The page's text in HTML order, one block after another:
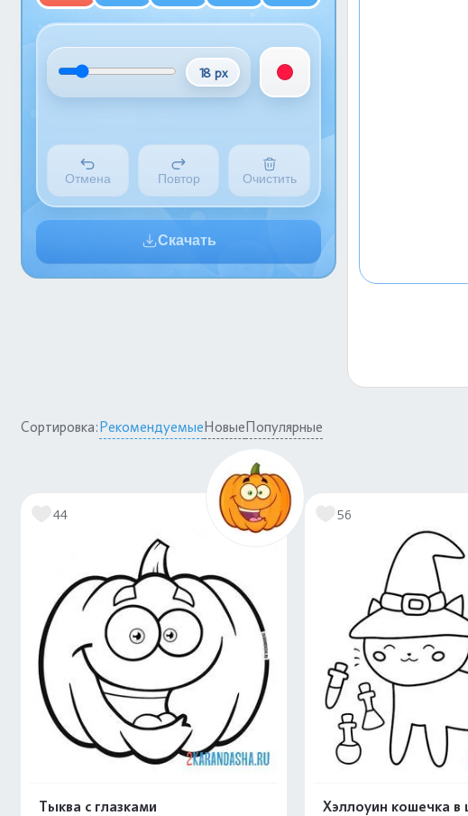
18 px
Отмена Повтор Очистить
Скачать
Сортировка:РекомендуемыеНовыеПопулярные
44
Тыква с глазками
56
Хэллоуин кошечка в